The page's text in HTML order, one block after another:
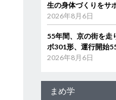
生の身体づくりをサ
2026年8月6日
55年間、京の街を
ボ301形、運行開始
2026年8月6日
まめ学